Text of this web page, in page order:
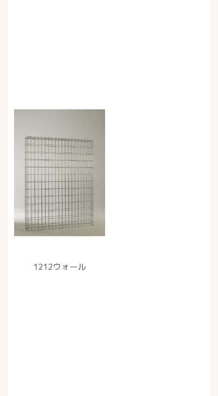
1212ウォール